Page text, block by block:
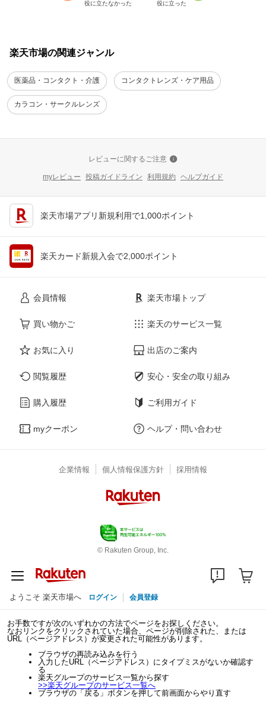
役に立たなかった 役に立った
楽天市場の関連ジャンル
医薬品・コンタクト・介護 コンタクトレンズ・ケア用品
カラコン・サークルレンズ
レビューに関するご注意
myレビュー 投稿ガイドライン 利用規約 ヘルプガイド
楽天市場アプリ新規利用で1,000ポイント
楽天カード新規入会で2,000ポイント
会員情報
買い物かご
お気に入り
閲覧履歴
購入履歴
myクーポン
楽天市場トップ
楽天のサービス一覧
出店のご案内
安心・安全の取り組み
ご利用ガイド
ヘルプ・問い合わせ
企業情報 個人情報保護方針 採用情報
© Rakuten Group, Inc.
ようこそ 楽天市場へ ログイン 会員登録
お手数ですが次のいずれかの方法でページをお探しください。
なおリンクをクリックされていた場合、ページが削除された、または
URL（ページアドレス）が変更された可能性があります。
ブラウザの再読み込みを行う
入力したURL（ページアドレス）にタイプミスがないか確認す
る
楽天グループのサービス一覧から探す
>>楽天グループのサービス一覧へ
ブラウザの「戻る」ボタンを押して前画面からやり直す